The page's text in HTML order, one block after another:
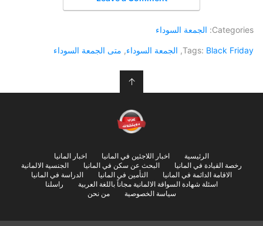
Categories: الجمعة السوداء
Tags: Black Friday
, الجمعة السوداء, متى الجمعة السوداء
↑
الرئيسية اخبار اللاجئين في المانيا
اخبار المانيا
رخصة القيادة في المانيا
البحث عن سكن في المانيا
الجنسية الالمانية
الاقامة الدائمة في المانيا
التأمين في المانيا
الدراسة في المانيا
اسئلة شهادة السواقة الالمانية مجاناً باللغة العربية
راسلنا
سياسة الخصوصية
من نحن